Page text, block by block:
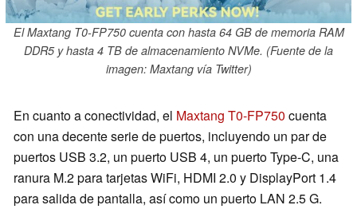
El Maxtang T0-FP750 cuenta con hasta 64 GB de memoria RAM
DDR5 y hasta 4 TB de almacenamiento NVMe. (Fuente de la
imagen: Maxtang vía Twitter)
En cuanto a conectividad, el Maxtang T0-FP750 cuenta
con una decente serie de puertos, incluyendo un par de
puertos USB 3.2, un puerto USB 4, un puerto Type-C, una
ranura M.2 para tarjetas WiFi, HDMI 2.0 y DisplayPort 1.4
para salida de pantalla, así como un puerto LAN 2.5 G.